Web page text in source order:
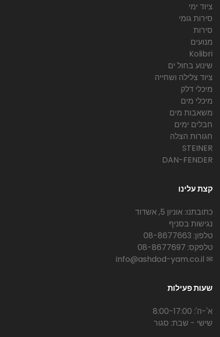
ציוד ימי
סירות גומי
סירות
מנועים
Kolibri
שינוע בחול ים
ציוד צלילה ושחייה
מיכלי דלק
מיכלי מים
משאבות מים
חבלים ימים
חגורות הצלה
STEINER
DAN-FENDER
קצת עלינו
כתובתנו: אוניון 5, אשדוד
נגישות בסניף
טלפון: 08-8677663
טלפקס: 08-8677697
✉ info@ashdod-yam.co.il
שעות פעילות
א'-ה': 8:00-17:00
שישי - שבת: סגור